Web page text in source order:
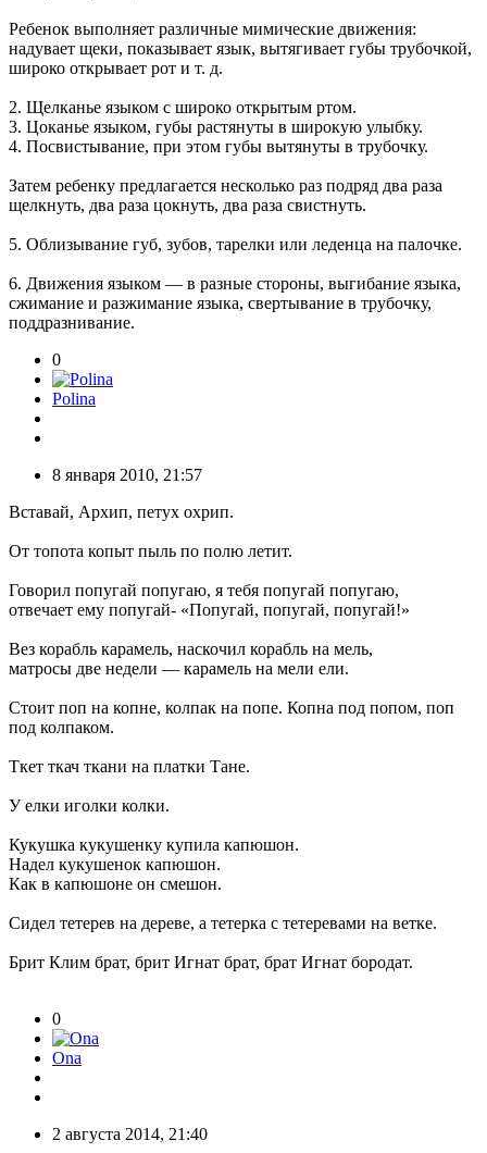
Ребенок выполняет различные мимические движения:
надувает щеки, показывает язык, вытягивает губы трубочкой,
широко открывает рот и т. д.
2. Щелканье языком с широко открытым ртом.
3. Цоканье языком, губы растянуты в широкую улыбку.
4. Посвистывание, при этом губы вытянуты в трубочку.
Затем ребенку предлагается несколько раз подряд два раза
щелкнуть, два раза цокнуть, два раза свистнуть.
5. Облизывание губ, зубов, тарелки или леденца на палочке.
6. Движения языком — в разные стороны, выгибание языка,
сжимание и разжимание языка, свертывание в трубочку,
поддразнивание.
0
Polina
8 января 2010, 21:57
Встaвaй, Архип, петух охрип.
От топотa копыт пыль по полю летит.
Говорил попугай попугаю, я тебя попугай попугаю,
отвечает ему попугай- «Попугай, попугай, попугай!»
Вез корабль карамель, наскочил корабль на мель,
матросы две недели — карамель на мели ели.
Стоит поп на копне, колпак на попе. Копна под попом, поп
под колпаком.
Ткет ткач ткани на платки Тане.
У елки иголки колки.
Кукушка кукушенку купила капюшон.
Надел кукушенок капюшон.
Как в капюшоне он смешон.
Сидел тетерев на дереве, а тетерка с тетеревами на ветке.
Брит Клим брат, брит Игнат брат, брат Игнат бородат.
0
Ona
2 августа 2014, 21:40